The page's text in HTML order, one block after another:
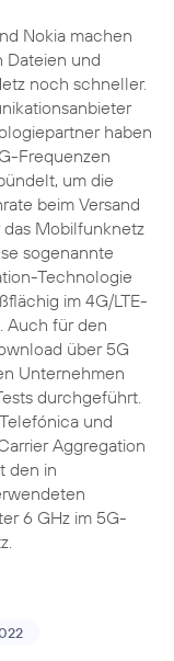
Nokia machen
Dateien und
noch schneller.
haben
Frequenzen
um die
beim Versand
Mobilfunknetz
sogenannte
Technologie
im 4G/LTE-
Auch für den
über 5G
Unternehmen
durchgeführt.
und
Aggregation
den in
6 GHz im 5G-